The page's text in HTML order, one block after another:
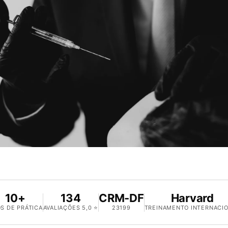
10+
DE PRÁTICA
134
AVALIAÇÕES 5,0 ⭐
CRM-DF
23199
Harvard
TREINAMENTO